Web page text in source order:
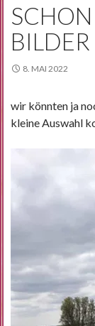
BILDER
8. MAI 2022
wir könnten ja
kleine Auswahl